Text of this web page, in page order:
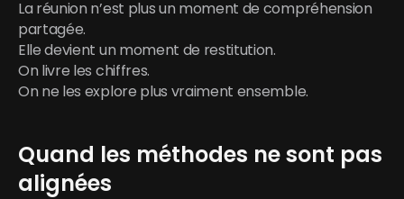
La réunion n’est plus un moment de compréhension
partagée.
Elle devient un moment de restitution.
On livre les chiffres.
On ne les explore plus vraiment ensemble.
Quand les méthodes ne sont pas
alignées